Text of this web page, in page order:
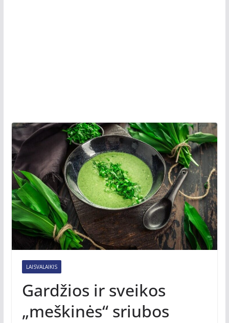
LAISVALAIKIS
Gardžios ir sveikos
„meškinės“ sriubos